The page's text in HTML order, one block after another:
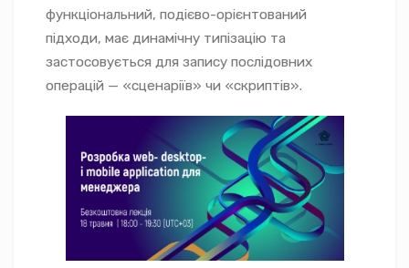
функціональний, подієво-орієнтований
підходи, має динамічну типізацію та
застосовується для запису послідовних
операцій — «сценаріїв» чи «скриптів».